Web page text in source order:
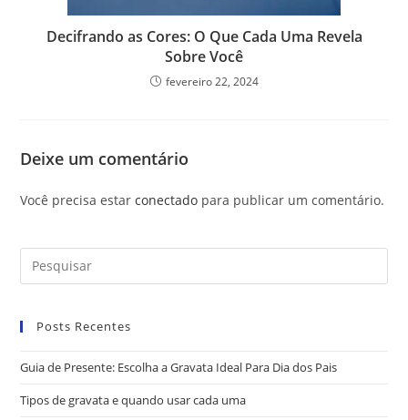
Decifrando as Cores: O Que Cada Uma Revela
Sobre Você
fevereiro 22, 2024
Deixe um comentário
Você precisa estarconectado para publicar um comentário.
Posts Recentes
Guia de Presente: Escolha a Gravata Ideal Para Dia dos Pais
Tipos de gravata e quando usar cada uma